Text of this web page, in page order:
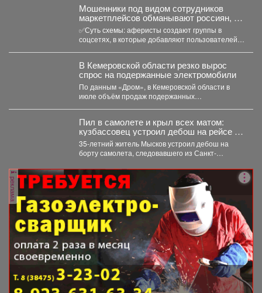
Мошенники под видом сотрудников
маркетплейсов обманывают россиян, у
которых скоро день рождения.
✅Суть схемы: аферисты создают группы в
соцсетях, в которые добавляют пользователей в
В Кемеровской области резко вырос
спрос на подержанные электромобили
По данным «Дром», в Кемеровской области в
июле объём продаж подержанных
Пил в самолете и крыл всех матом:
кузбассовец устроил дебош на рейсе из
Петербурга
35-летний житель Мысков устроил дебош на
борту самолета, следовавшего из Санкт-
реклама